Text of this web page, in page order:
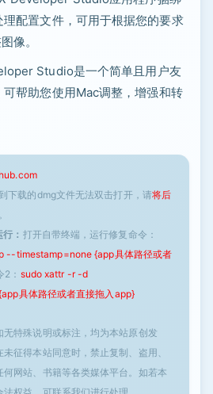
理配置文件，可用于根据您的要求
像。
Studio是一个简单且用户友
帮助您使用Mac调整，增强和转
下载的dmg文件无法双击打开，请将后
： 打开自带终端，运行修复命令：
timestamp=none {app具体路径或者
： sudo xattr -r -d
具体路径或者直接拖入app}
无特殊说明或标注，均为本站原创发
征得本站同意时，禁止复制、盗用、
网站、书籍等各类媒体平台。如若本